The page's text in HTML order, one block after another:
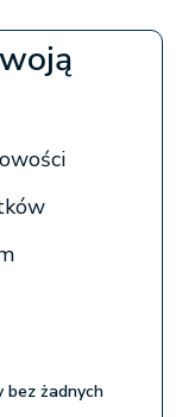
bez żadnych